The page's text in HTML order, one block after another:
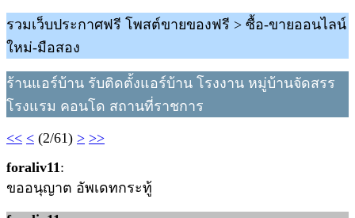
รวมเว็บประกาศฟรี โพสต์ขายของฟรี > ซื้อ-ขายออนไลน์
ใหม่-มือสอง
ร้านแอร์บ้าน รับติดตั้งแอร์บ้าน โรงงาน หมู่บ้านจัดสรร
โรงแรม คอนโด สถานที่ราชการ
<< < (2/61) > >>
foraliv11:
ขออนุญาต อัพเดทกระทู้